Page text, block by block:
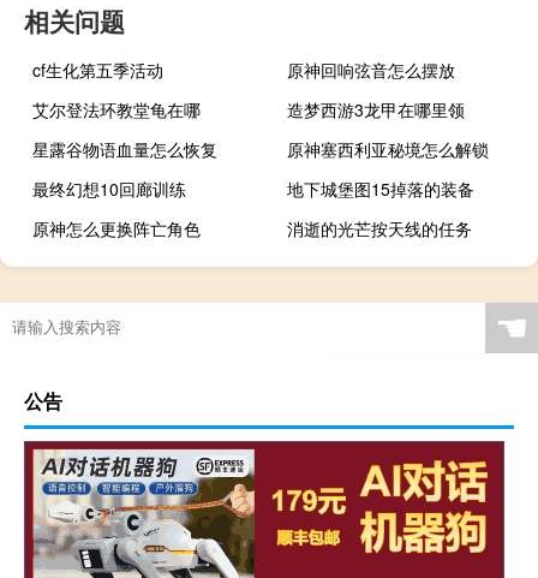
相关问题
cf生化第五季活动
原神回响弦音怎么摆放
艾尔登法环教堂龟在哪
造梦西游3龙甲在哪里领
星露谷物语血量怎么恢复
原神塞西利亚秘境怎么解锁
最终幻想10回廊训练
地下城堡图15掉落的装备
原神怎么更换阵亡角色
消逝的光芒按天线的任务
☚
公告